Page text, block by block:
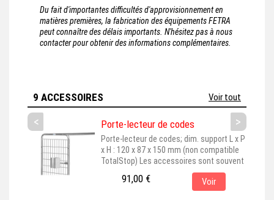
Du fait d'importantes difficultés d'approvisionnement en
matières premières, la fabrication des équipements FETRA
peut connaître des délais importants. N'hésitez pas à nous
contacter pour obtenir des informations complémentaires.
9 ACCESSOIRES Voir tout
< >
Porte-lecteur de codes
Porte-lecteur de codes; dim. support L x P
x H : 120 x 87 x 150 mm (non compatible
TotalStop) Les accessoires sont souvent
représentés montés sur leur produit de
base, pour une meilleure visualisation. En
choisissant cet accessoire, assurez-vous
91,00 € Voir